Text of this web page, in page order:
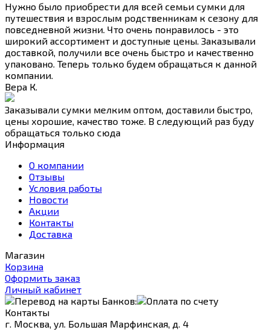
Нужно было приобрести для всей семьи сумки для
путешествия и взрослым родственникам к сезону для
повседневной жизни. Что очень понравилось - это
широкий ассортимент и доступные цены. Заказывали
доставкой, получили все очень быстро и качественно
упаковано. Теперь только будем обращаться к данной
компании.
Вера К.
Заказывали сумки мелким оптом, доставили быстро,
цены хорошие, качество тоже. В следующий раз буду
обращаться только сюда
Информация
О компании
Отзывы
Условия работы
Новости
Акции
Контакты
Доставка
Магазин
Корзина
Оформить заказ
Личный кабинет
Контакты
г. Москва, ул. Большая Марфинская, д. 4